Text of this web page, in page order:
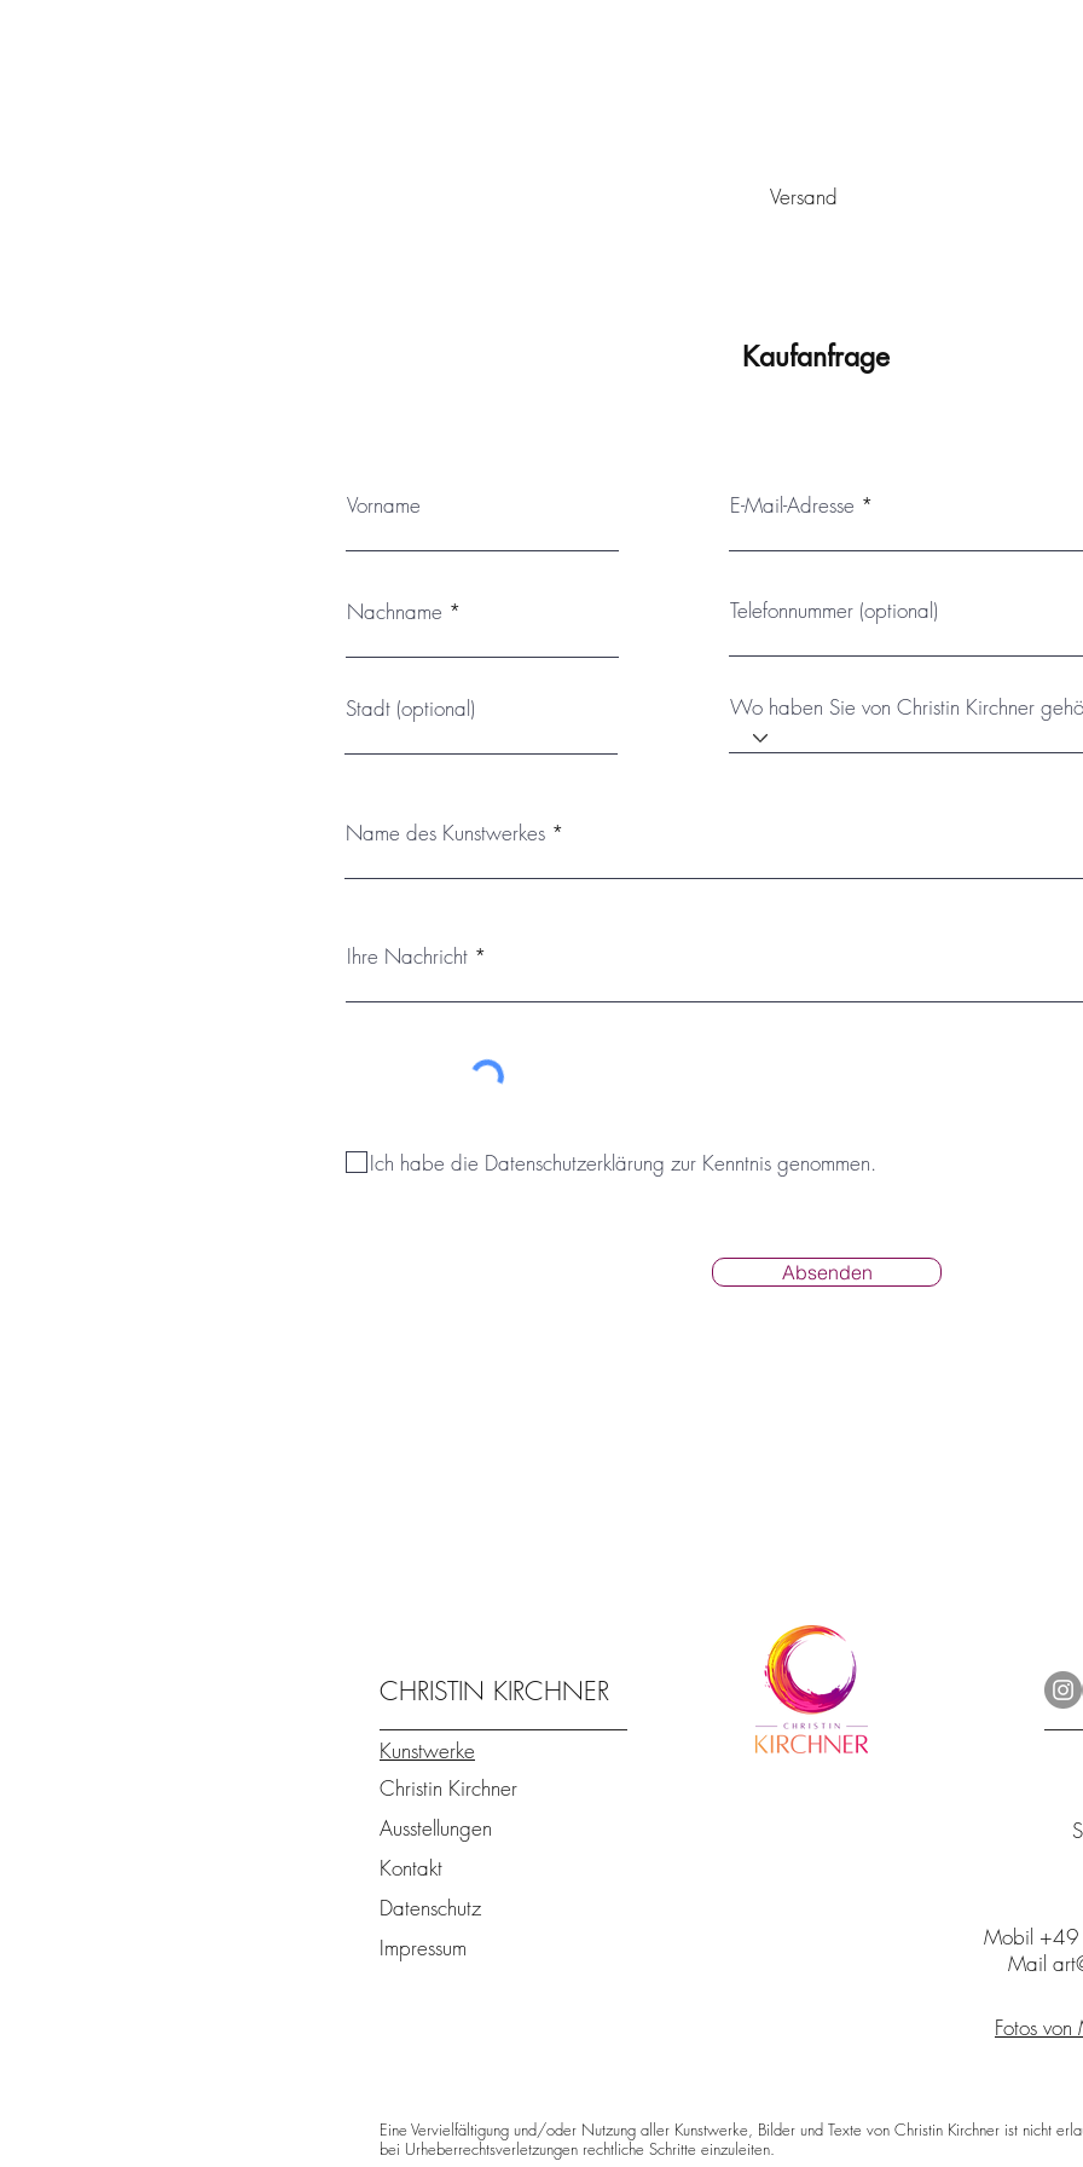
Versand
Kaufanfrage
Vorname
Nachname
Stadt (optional)
E-Mail-Adresse
Telefonnummer (optional)
Wo haben Sie von Christin Kirchner
Name des Kunstwerkes
Ihre Nachricht
Ich habe die Datenschutzerklärung zur Kenntnis genommen.
Absenden
CHRISTIN KIRCHNER
Kunstwerke
Christin Kirchner
Ausstellungen
Kontakt
Datenschutz
Impressum
Mobil
Mail
Fotos
Eine Vervielfältigung und/oder Nutzung aller Kunstwerke, Bilder und Texte von Christin Kirchner ist nicht
bei Urheberrechtsverletzungen rechtliche Schritte einzuleiten.